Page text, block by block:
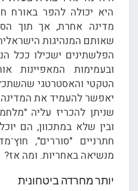
היא יכולה להפר באורח
מדינה אחרת, אך תוך
שאותם המנהיגות
הפלשתינים ישכילו ככל
ובעמימות המאפיינות
הטקטי והאסטרטגי
יאפשר להעמיד את
שניתן להכריז עליה
ובין שלא במתכוון, הם
חתרניים "סוררים",
מנשיאה באחריות. ומה אז?
יותר מחרדה ביטחונית